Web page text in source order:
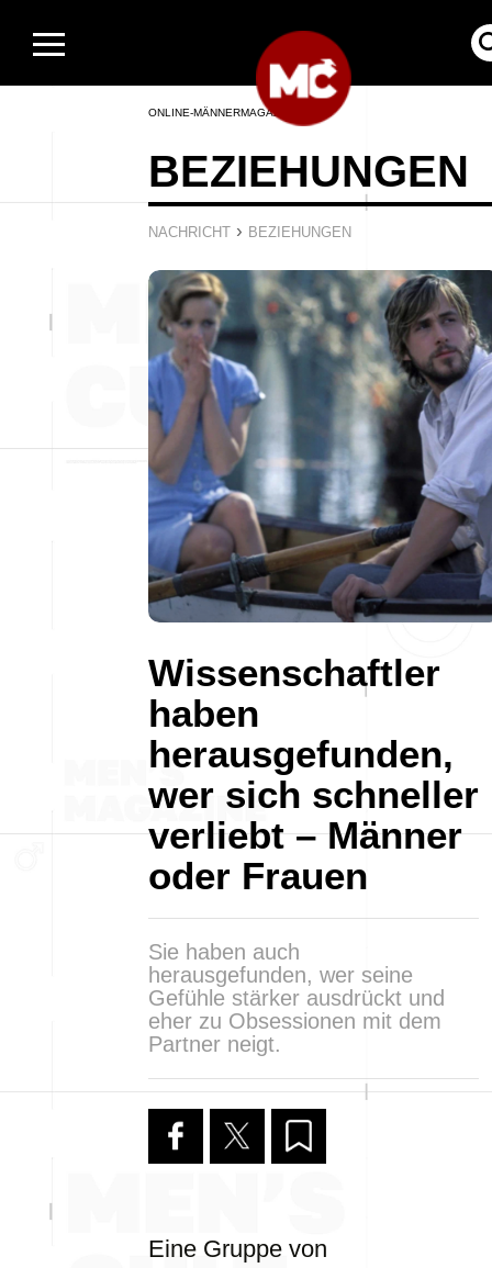
ONLINE-MÄNNERMAGAZIN
BEZIEHUNGEN
NACHRICHT › BEZIEHUNGEN
Wissenschaftler
haben
herausgefunden,
wer sich schneller
verliebt – Männer
oder Frauen
Sie haben auch
herausgefunden, wer seine
Gefühle stärker ausdrückt und
eher zu Obsessionen mit dem
Partner neigt.
Eine Gruppe von